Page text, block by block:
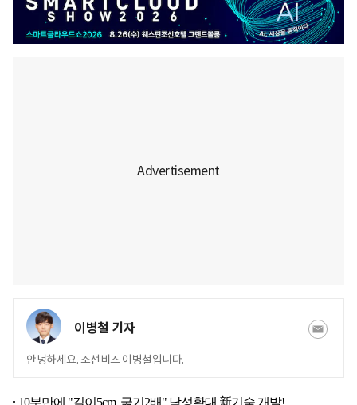
이병철 기자
안녕하세요. 조선비즈 이병철입니다.